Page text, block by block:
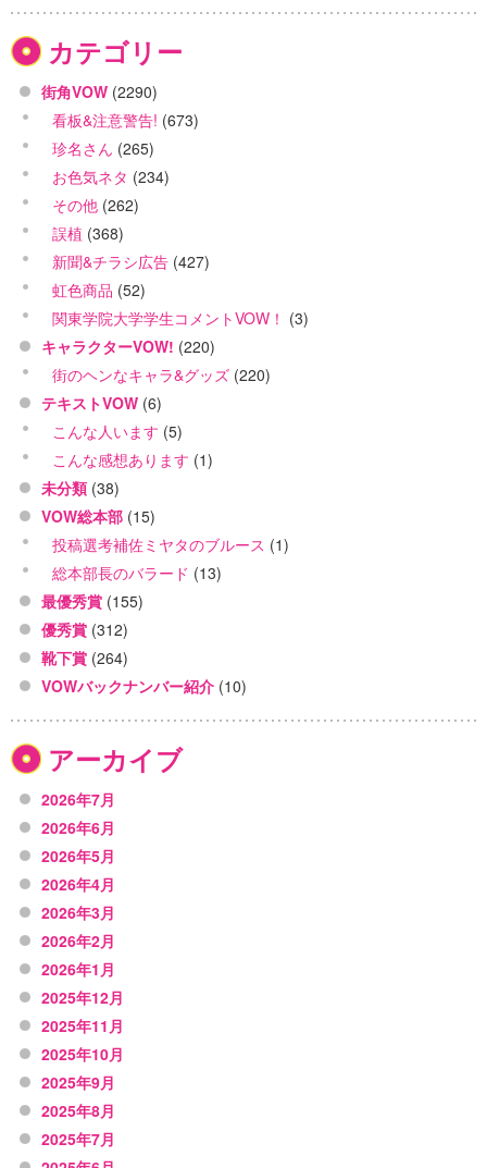
カテゴリー
街角VOW (2290)
看板&注意警告! (673)
珍名さん (265)
お色気ネタ (234)
その他 (262)
誤植 (368)
新聞&チラシ広告 (427)
虹色商品 (52)
関東学院大学学生コメントVOW！ (3)
キャラクターVOW! (220)
街のヘンなキャラ&グッズ (220)
テキストVOW (6)
こんな人います (5)
こんな感想あります (1)
未分類 (38)
VOW総本部 (15)
投稿選考補佐ミヤタのブルース (1)
総本部長のバラード (13)
最優秀賞 (155)
優秀賞 (312)
靴下賞 (264)
VOWバックナンバー紹介 (10)
アーカイブ
2026年7月
2026年6月
2026年5月
2026年4月
2026年3月
2026年2月
2026年1月
2025年12月
2025年11月
2025年10月
2025年9月
2025年8月
2025年7月